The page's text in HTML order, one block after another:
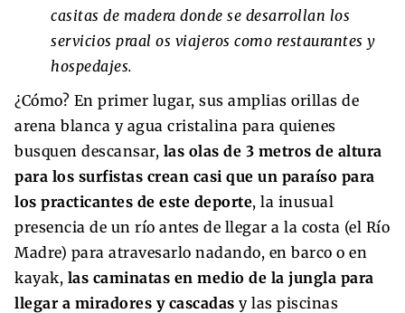
casitas de madera donde se desarrollan los
servicios praal os viajeros como restaurantes y
hospedajes.
¿Cómo? En primer lugar, sus amplias orillas de
arena blanca y agua cristalina para quienes
busquen descansar, las olas de 3 metros de altura
para los surfistas crean casi que un paraíso para
los practicantes de este deporte, la inusual
presencia de un río antes de llegar a la costa (el Río
Madre) para atravesarlo nadando, en barco o en
kayak, las caminatas en medio de la jungla para
llegar a miradores y cascadas y las piscinas